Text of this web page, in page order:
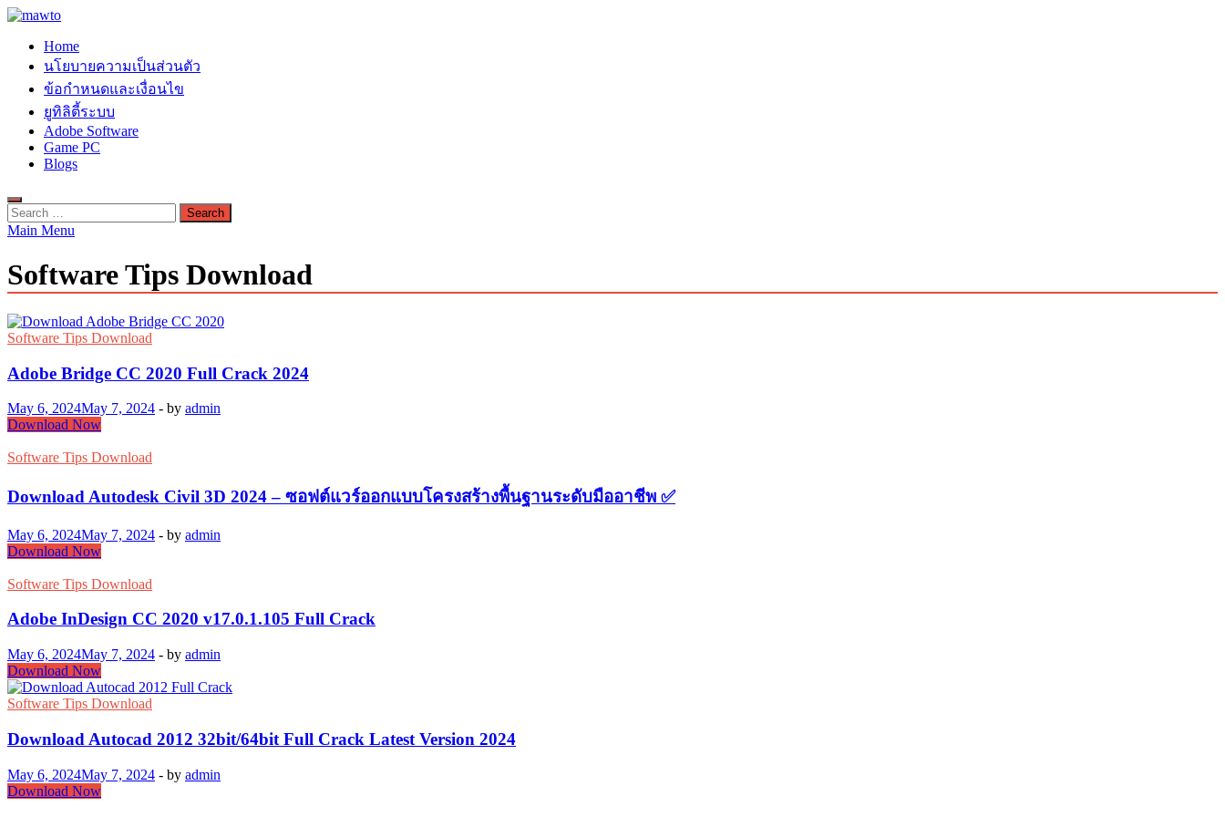
Skip
content
MAWTO
ดาวน์โหลดโปรแกรมฟรี ตัวเต็มถาวร ใหม่ 2023 ไม่ครอบลิงค์
Home
นโยบายความเป็นส่วนตัว
ข้อกำหนดและเงื่อนไข
ยูทิลิตี้ระบบ
Adobe Software
Game PC
Blogs
Search
for:
Main Menu
Software Tips Download
Software Tips Download
Adobe Bridge CC 2020 Full Crack 2024
May 6, 2024May 7, 2024 - by admin
Adobe
CC
Full
Crack
Download Now
Software Tips Download
Download Autodesk Civil 3D 2024 – ซอฟต์แวร์ออกแบบโครงสร้างพื้นฐานระดับมืออาชีพ ✅
May 6, 2024May 7, 2024 - by admin
Download
Civil
2024
ซอฟต์แวร์
ออกแบบ
โครงสร้าง
ฐาน
ระดับ
มือ
Download Now
Software Tips Download
Adobe InDesign CC 2020 v17.0.1.105 Full Crack
May 6, 2024May 7, 2024 - by admin
Adobe
InDesign
CC
v17.0.1.105
Full
Crack
Download Now
Software Tips Download
Download Autocad 2012 32bit/64bit Full Crack Latest Version 2024
May 6, 2024May 7, 2024 - by admin
Download
Download Now